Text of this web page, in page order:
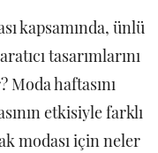
kapsamında, ünlü
tasarımlarını
haftasını
etkisiyle farklı
modası için neler